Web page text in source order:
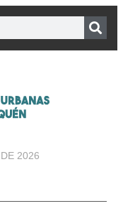
2026